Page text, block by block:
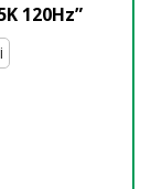
120Hz”